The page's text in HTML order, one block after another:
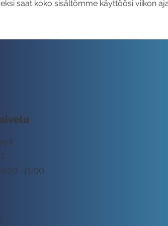
saat koko sisältömme käyttöösi viikon
-15:00